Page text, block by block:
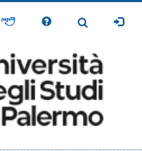
Toggle